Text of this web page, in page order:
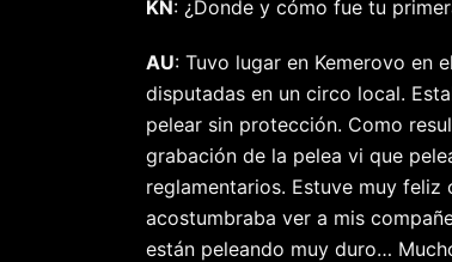
KN: ¿Donde y cómo fue tu
AU: Tuvo lugar en Kemerovo en
disputadas en un circo local.
pelear sin protección. Como
grabación de la pelea vi que
reglamentarios. Estuve muy
acostumbraba ver a mis
están peleando muy duro…